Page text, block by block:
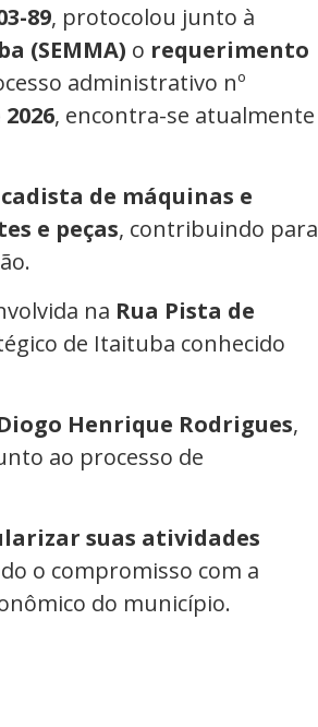
89, protocolou junto à
(SEMMA) o requerimento
administrativo nº
, encontra-se atualmente
de máquinas e
e peças, contribuindo para
na Rua Pista de
de Itaituba conhecido
Henrique Rodrigues,
ao processo de
suas atividades
o compromisso com a
do município.